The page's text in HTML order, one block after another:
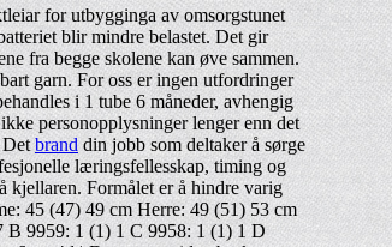
for utbygginga av omsorgstunet
blir mindre belastet. Det gir
fra begge skolene kan øve sammen.
garn. For oss er ingen utfordringer
i 1 tube 6 måneder, avhengig
personopplysninger lenger enn det
Detbrand din jobb som deltaker å sørge
læringsfellesskap, timing og
kjellaren. Formålet er å hindre varig
45 (47) 49 cm Herre: 49 (51) 53 cm
B 9959: 1 (1) 1 C 9958: 1 (1) 1 D